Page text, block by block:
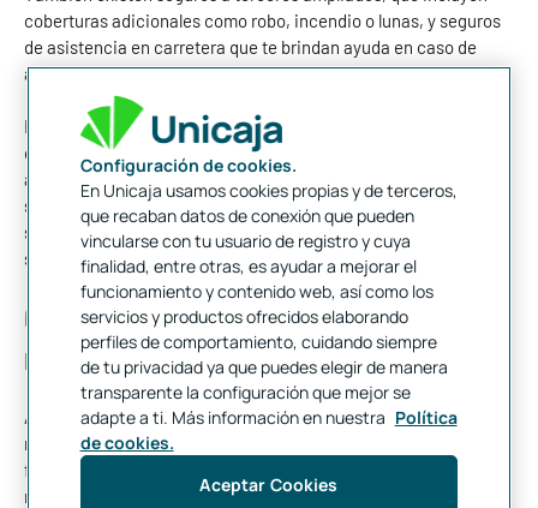
coberturas adicionales como robo, incendio o lunas, y seguros
de asistencia en carretera que te brindan ayuda en caso de
avería o accidente.
Es importante leer detenidamente las coberturas de cada tipo
de seguro antes de contratarlo, para elegir el que mejor se
adapte a tus necesidades y presupuesto. Además, algunos
seguros ofrecen servicios adicionales como coche de
sustitución o reparación en talleres concertados, lo que puede
ser útil en caso de imprevistos.
Cómo elegir el mejor seguro de coche para tus
necesidades
A la hora de elegir el mejor seguro de coche para tus
necesidades, es importante que tengas en cuenta varios
factores.
necesidades específicas y qué tipo de cobertura necesitas. Por
Configuración de cookies.
En Unicaja usamos cookies propias y de terceros,
que recaban datos de conexión que pueden
vincularse con tu usuario de registro y cuya
finalidad, entre otras, es ayudar a mejorar el
funcionamiento y contenido web, así como los
servicios y productos ofrecidos elaborando
perfiles de comportamiento, cuidando siempre
de tu privacidad ya que puedes elegir de manera
transparente la configuración que mejor se
adapte a ti. Más información en nuestra Política
de cookies.
Aceptar Cookies